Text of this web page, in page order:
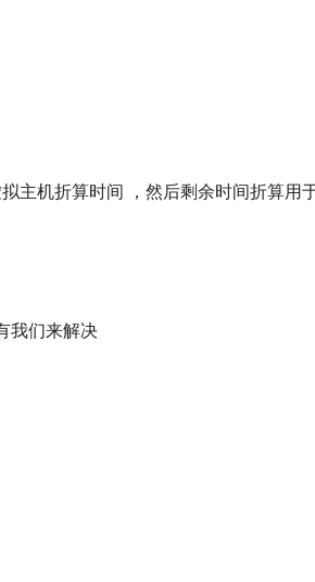
主机折算时间 ，然后剩余时间折算用
我们来解决